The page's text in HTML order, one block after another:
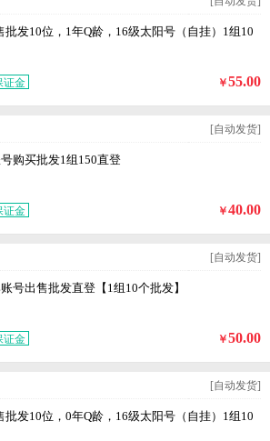
批发10位，1年Q龄，16级太阳号（自挂）1组10
证金 ￥55.00
[自动发货]
购买批发1组150直登
证金 ￥40.00
[自动发货]
号出售批发直登【1组10个批发】
证金 ￥50.00
[自动发货]
批发10位，0年Q龄，16级太阳号（自挂）1组10